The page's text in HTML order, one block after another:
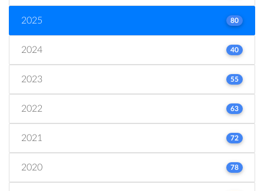
2025 80
2024 40
2023 55
2022 63
2021 72
2020 78